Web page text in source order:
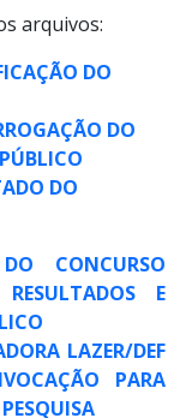
arquivos:
DO
DO
DO
CONCURSO
E
LAZER/DEF
PARA